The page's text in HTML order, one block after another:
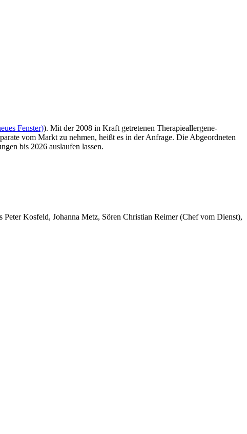
Fenster)). Mit der 2008 in Kraft getretenen Therapieallergene-
vom Markt zu nehmen, heißt es in der Anfrage. Die Abgeordneten
bis 2026 auslaufen lassen.
Peter Kosfeld, Johanna Metz, Sören Christian Reimer (Chef vom Dienst),